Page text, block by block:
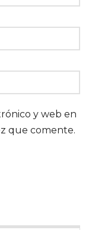
y web en
que comente.